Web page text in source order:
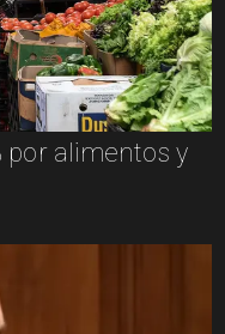
por alimentos y